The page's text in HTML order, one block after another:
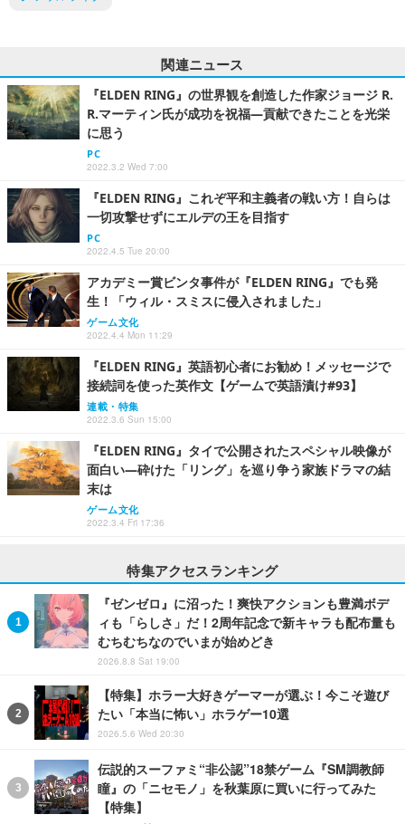
関連ニュース
『ELDEN RING』の世界観を創造した作家ジョージ R.
R.マーティン氏が成功を祝福―貢献できたことを光栄
に思う
PC
2022.3.2 Wed 7:00
『ELDEN RING』これぞ平和主義者の戦い方！自らは
一切攻撃せずにエルデの王を目指す
PC
2022.4.5 Tue 20:00
アカデミー賞ビンタ事件が『ELDEN RING』でも発
生！「ウィル・スミスに侵入されました」
ゲーム文化
2022.4.4 Mon 11:29
『ELDEN RING』英語初心者にお勧め！メッセージで
接続詞を使った英作文【ゲームで英語漬け#93】
連載・特集
2022.3.6 Sun 15:00
『ELDEN RING』タイで公開されたスペシャル映像が
面白い―砕けた「リング」を巡り争う家族ドラマの結
末は
ゲーム文化
2022.3.4 Fri 17:36
特集アクセスランキング
『ゼンゼロ』に沼った！爽快アクションも豊満ボデ
ィも「らしさ」だ！2周年記念で新キャラも配布量も
むちむちなのでいまが始めどき
2026.8.8 Sat 19:00
【特集】ホラー大好きゲーマーが選ぶ！今こそ遊び
たい「本当に怖い」ホラゲー10選
2026.5.6 Wed 20:30
伝説的スーファミ“非公認”18禁ゲーム『SM調教師
瞳』の「ニセモノ」を秋葉原に買いに行ってみた
【特集】